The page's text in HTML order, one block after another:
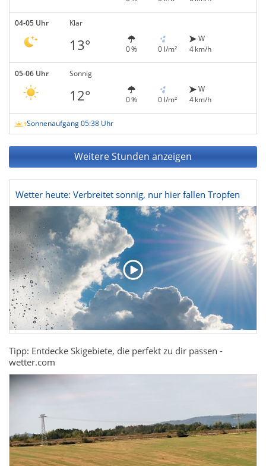
04-05 Uhr Klar
13° 0 % 0 l/m²
W
4 km/h
05-06 Uhr Sonnig
12° 0 % 0 l/m²
W
4 km/h
Sonnenaufgang 05:38 Uhr
Weitere Stunden anzeigen
Wetter heute: Verbreitet sonnig, nur hier fallen Tropfen
Tipp: Entdecke Skigebiete, die perfekt zu dir passen -
wetter.com